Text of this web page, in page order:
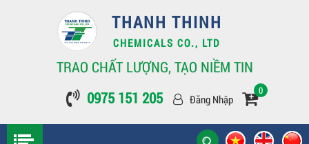
THANH THINH
CHEMICALS CO., LTD
TRAO CHẤT LƯỢNG, TẠO NIỀM TIN
0975 151 205
Đăng Nhập
0